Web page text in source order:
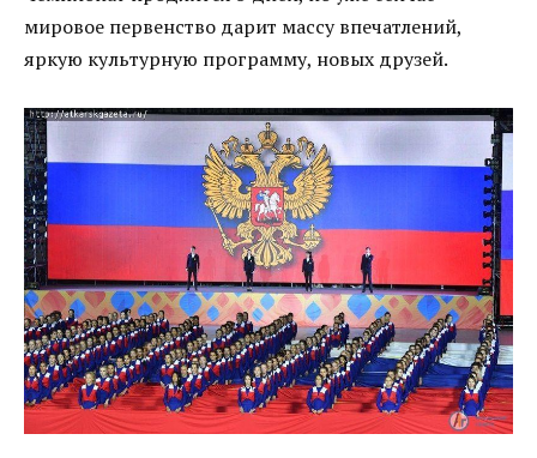
мировое первенство дарит массу впечатлений,
яркую культурную программу, новых друзей.